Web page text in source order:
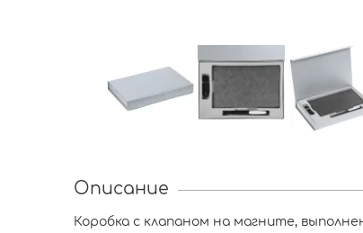
Описание
Коробка с клапаном на магните,